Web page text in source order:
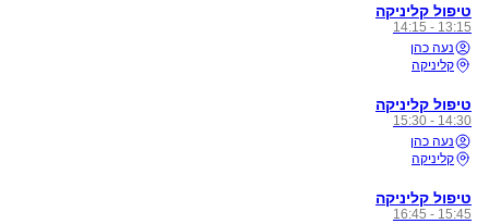
טיפול קליניקה
13:15 - 14:15
נעה כהן
קליניקה
טיפול קליניקה
14:30 - 15:30
נעה כהן
קליניקה
טיפול קליניקה
15:45 - 16:45